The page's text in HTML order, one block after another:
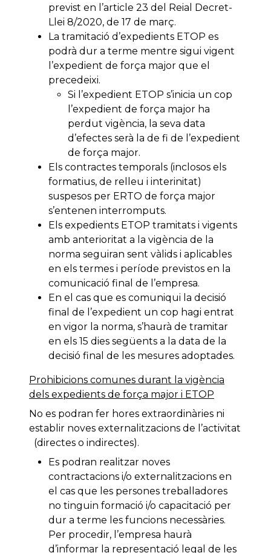
previst en l’article 23 del Reial Decret-
Llei 8/2020, de 17 de març.
La tramitació d’expedients ETOP es
podrà dur a terme mentre sigui vigent
l’expedient de força major que el
precedeixi.
Si l’expedient ETOP s’inicia un cop
l’expedient de força major ha
perdut vigència, la seva data
d’efectes serà la de fi de l’expedient
de força major.
Els contractes temporals (inclosos els
formatius, de relleu i interinitat)
suspesos per ERTO de força major
s’entenen interromputs.
Els expedients ETOP tramitats i vigents
amb anterioritat a la vigència de la
norma seguiran sent vàlids i aplicables
en els termes i període previstos en la
comunicació final de l’empresa.
En el cas que es comuniqui la decisió
final de l’expedient un cop hagi entrat
en vigor la norma, s’haurà de tramitar
en els 15 dies següents a la data de la
decisió final de les mesures adoptades.
Prohibicions comunes durant la vigència
dels expedients de força major i ETOP
No es podran fer hores extraordinàries ni
establir noves externalitzacions de l’activitat
(directes o indirectes).
Es podran realitzar noves
contractacions i/o externalitzacions en
el cas que les persones treballadores
no tinguin formació i/o capacitació per
dur a terme les funcions necessàries.
Per procedir, l’empresa haurà
d’informar la representació legal de les